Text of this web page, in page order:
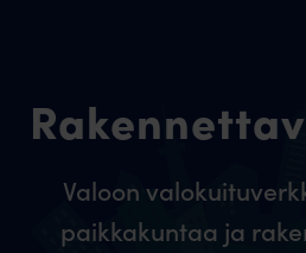
Valoon
paikkakuntaa ja